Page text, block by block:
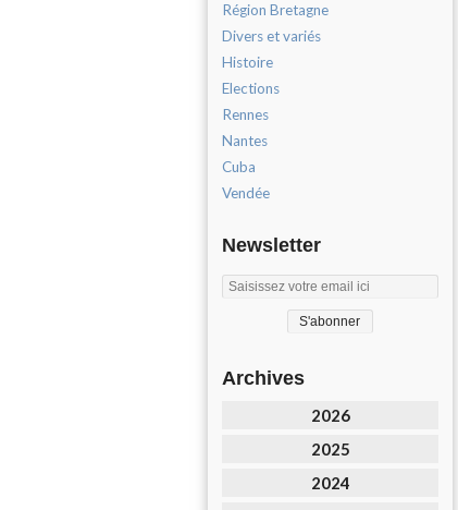
Région Bretagne
Divers et variés
Histoire
Elections
Rennes
Nantes
Cuba
Vendée
Newsletter
Archives
2026
2025
2024